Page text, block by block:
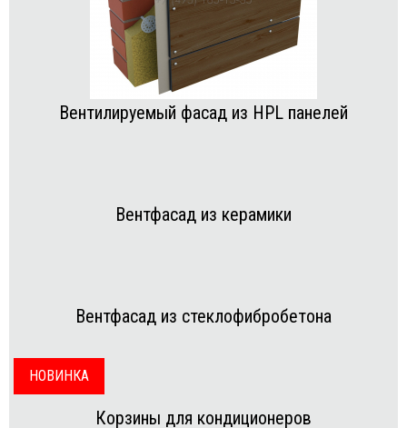
Вентилируемый фасад из HPL панелей
Вентфасад из керамики
Вентфасад из стеклофибробетона
НОВИНКА
Корзины для кондиционеров